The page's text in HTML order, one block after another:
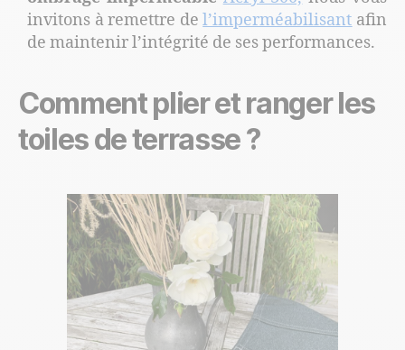
invitons à remettre del’imperméabilisant afin
de maintenir l’intégrité de ses performances.
Comment plier et ranger les
toiles de terrasse ?